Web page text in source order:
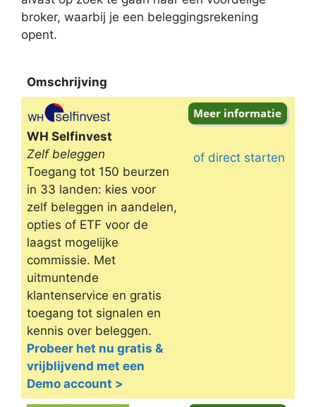
broker, waarbij je een beleggingsrekening
opent.
Omschrijving
Omschrijving
WH Selfinvest
Zelf beleggen
Toegang tot 150 beurzen
in 33 landen: kies voor
zelf beleggen in aandelen,
opties of ETF voor de
laagst mogelijke
commissie. Met
uitmuntende
klantenservice en gratis
toegang tot signalen en
kennis over beleggen.
Probeer het nu gratis &
vrijblijvend met een
Demo account >
of direct starten